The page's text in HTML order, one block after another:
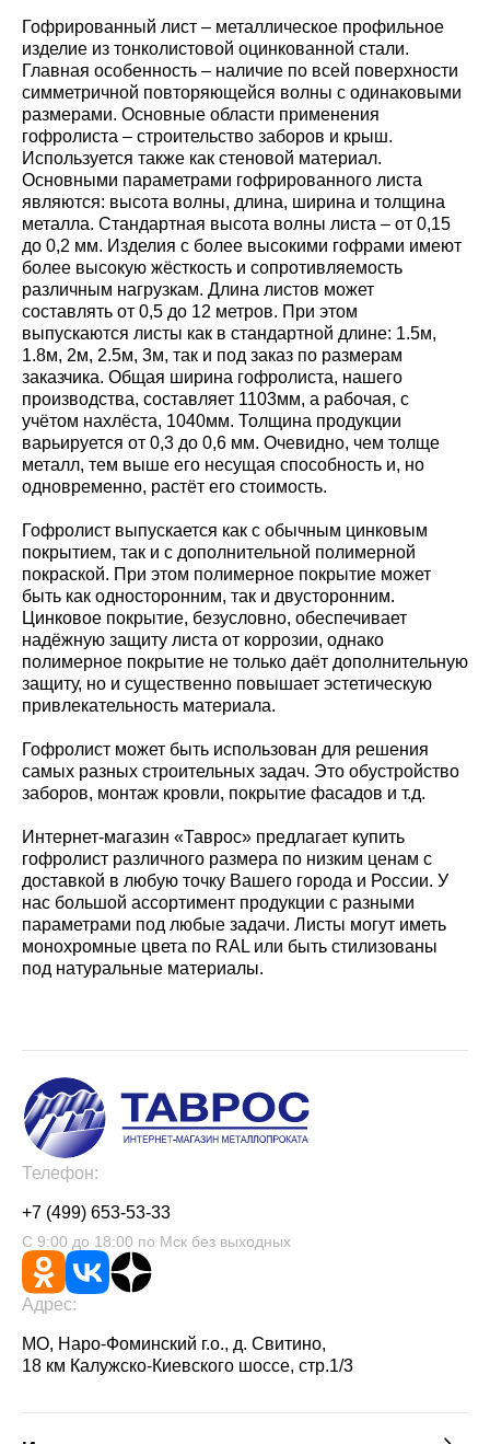
Гофрированный лист – металлическое профильное
изделие из тонколистовой оцинкованной стали.
Главная особенность – наличие по всей поверхности
симметричной повторяющейся волны с одинаковыми
размерами. Основные области применения
гофролиста – строительство заборов и крыш.
Используется также как стеновой материал.
Основными параметрами гофрированного листа
являются: высота волны, длина, ширина и толщина
металла. Стандартная высота волны листа – от 0,15
до 0,2 мм. Изделия с более высокими гофрами имеют
более высокую жёсткость и сопротивляемость
различным нагрузкам. Длина листов может
составлять от 0,5 до 12 метров. При этом
выпускаются листы как в стандартной длине: 1.5м,
1.8м, 2м, 2.5м, 3м, так и под заказ по размерам
заказчика. Общая ширина гофролиста, нашего
производства, составляет 1103мм, а рабочая, с
учётом нахлёста, 1040мм. Толщина продукции
варьируется от 0,3 до 0,6 мм. Очевидно, чем толще
металл, тем выше его несущая способность и, но
одновременно, растёт его стоимость.
Гофролист выпускается как с обычным цинковым
покрытием, так и с дополнительной полимерной
покраской. При этом полимерное покрытие может
быть как односторонним, так и двусторонним.
Цинковое покрытие, безусловно, обеспечивает
надёжную защиту листа от коррозии, однако
полимерное покрытие не только даёт дополнительную
защиту, но и существенно повышает эстетическую
привлекательность материала.
Гофролист может быть использован для решения
самых разных строительных задач. Это обустройство
заборов, монтаж кровли, покрытие фасадов и т.д.
Интернет-магазин «Таврос» предлагает купить
гофролист различного размера по низким ценам с
доставкой в любую точку Вашего города и России. У
нас большой ассортимент продукции с разными
параметрами под любые задачи. Листы могут иметь
монохромные цвета по RAL или быть стилизованы
под натуральные материалы.
Телефон:
+7 (499) 653-53-33
С 9:00 до 18:00 по Мск без выходных
Адрес:
МО, Наро-Фоминский г.о., д. Свитино,
18 км Калужско-Киевского шоссе, стр.1/3